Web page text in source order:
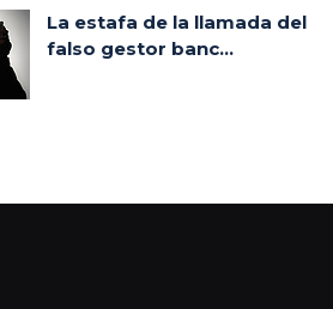
La estafa de la llamada del
falso gestor banc...